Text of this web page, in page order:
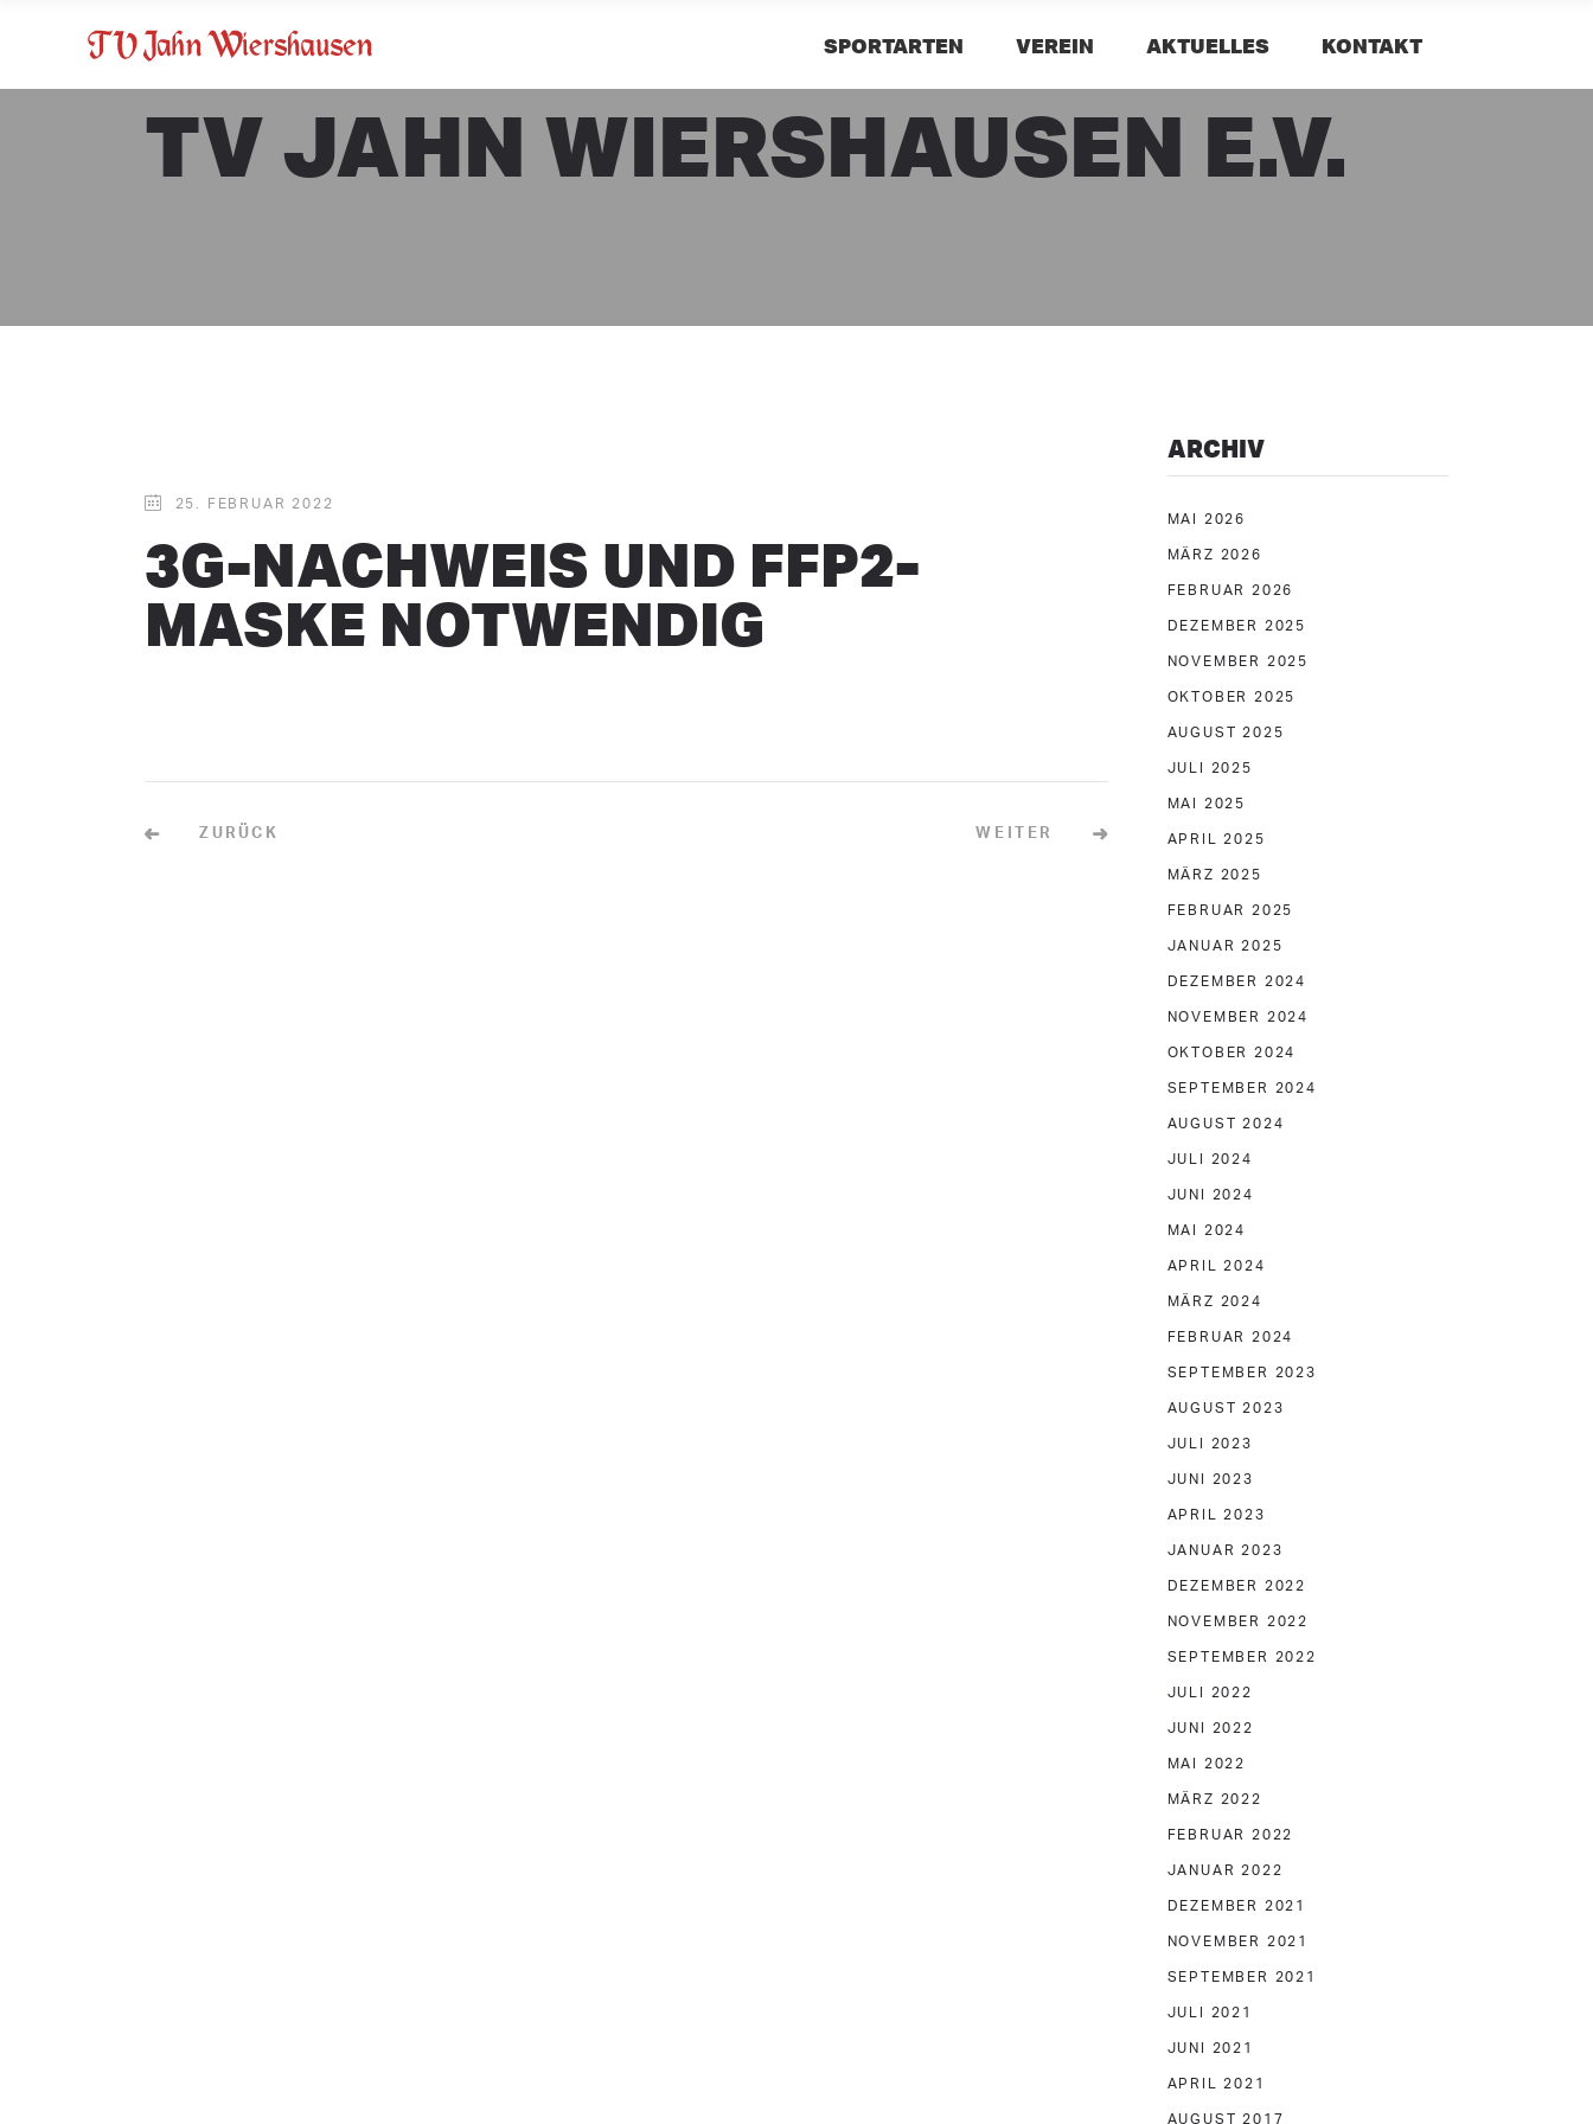
SPORTARTEN VEREIN AKTUELLES KONTAKT
TV JAHN WIERSHAUSEN E.V.
25. FEBRUAR 2022
3G-NACHWEIS UND FFP2-
MASKE NOTWENDIG
ZURÜCK WEITER
ARCHIV
MAI 2026
MÄRZ 2026
FEBRUAR 2026
DEZEMBER 2025
NOVEMBER 2025
OKTOBER 2025
AUGUST 2025
JULI 2025
MAI 2025
APRIL 2025
MÄRZ 2025
FEBRUAR 2025
JANUAR 2025
DEZEMBER 2024
NOVEMBER 2024
OKTOBER 2024
SEPTEMBER 2024
AUGUST 2024
JULI 2024
JUNI 2024
MAI 2024
APRIL 2024
MÄRZ 2024
FEBRUAR 2024
SEPTEMBER 2023
AUGUST 2023
JULI 2023
JUNI 2023
APRIL 2023
JANUAR 2023
DEZEMBER 2022
NOVEMBER 2022
SEPTEMBER 2022
JULI 2022
JUNI 2022
MAI 2022
MÄRZ 2022
FEBRUAR 2022
JANUAR 2022
DEZEMBER 2021
NOVEMBER 2021
SEPTEMBER 2021
JULI 2021
JUNI 2021
APRIL 2021
AUGUST 2017